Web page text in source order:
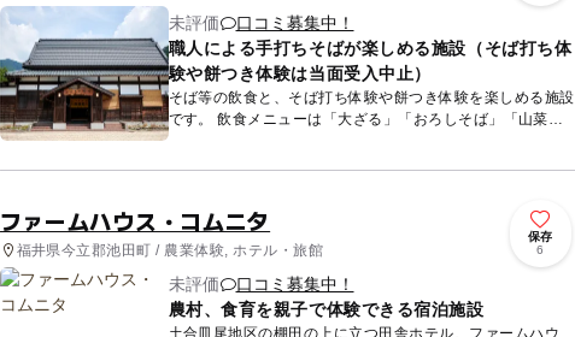
未評価
口コミ募集中！
職人による手打ちそばが楽しめる施設（そば打ち体
験や餅つき体験は当面受入中止）
そば等の飲食と、そば打ち体験や餅つき体験を楽しめる施設
です。 飲食メニューは「大ざる」「おろしそば」「山菜天
ぷら」「手打ちうどん」等があり、窓からかずら橋と庭園を
ファームハウス・コムニタ
福井県今立郡池田町 / 農業体験, ホテル・旅館
保存
6
未評価
口コミ募集中！
農村、食育を親子で体験できる宿泊施設
土合皿尾地区の棚田の上に立つ田舎ホテル、ファームハウ